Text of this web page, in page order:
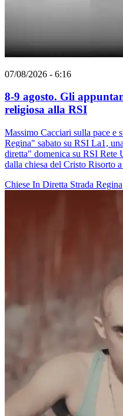
07/08/2026 - 6:16
8-9 agosto. Gli
religiosa alla RSI
Massimo Cacciari sulla pace e
Regina" sabato su RSI La1,
diretta" domenica su RSI Rete
dalla chiesa del Cristo Risorto
Chiese In Diretta Strada Regina